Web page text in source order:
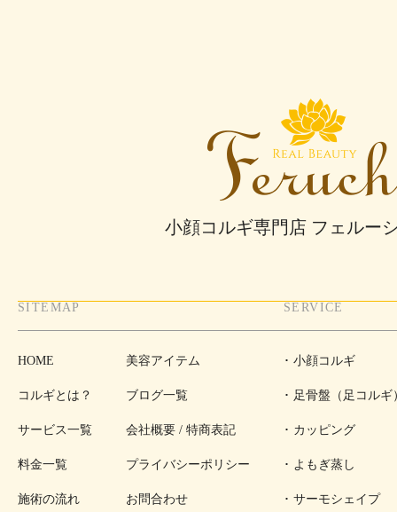
小顔コルギ専門店 フェルー
SITEMAP
HOME
コルギとは？
サービス一覧
料金一覧
施術の流れ
美容アイテム
ブログ一覧
会社概要 / 特商表記
プライバシーポリシー
お問合わせ
SERVICE
小顔コルギ
足骨盤（足コルギ
カッピング
よもぎ蒸し
サーモシェイプ